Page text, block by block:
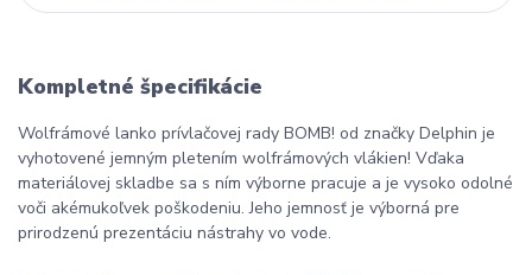
Kompletné špecifikácie
Wolfrámové lanko prívlačovej rady BOMB! od značky Delphin je
vyhotovené jemným pletením wolfrámových vlákien! Vďaka
materiálovej skladbe sa s ním výborne pracuje a je vysoko odolné
voči akémukoľvek poškodeniu. Jeho jemnosť je výborná pre
prirodzenú prezentáciu nástrahy vo vode.